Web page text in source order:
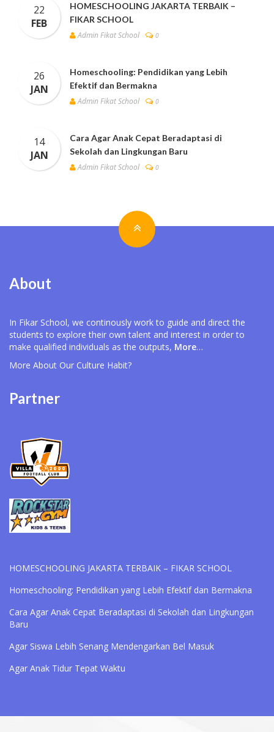
22
FEB
HOMESCHOOLING JAKARTA TERBAIK –
FIKAR SCHOOL
Admin Fikat School
0
26
JAN
Homeschooling: Pendidikan yang Lebih
Efektif dan Bermakna
Admin Fikat School
0
14
JAN
Cara Agar Anak Cepat Beradaptasi di
Sekolah dan Lingkungan Baru
Admin Fikat School
0
About
In Fikar School, we continously work to guide and direct the
students to explore their own talent and interest in order to
make qualified individuals as the outputs, More…
More About Our Culture Habit?
Partner
HOMESCHOOLING JAKARTA TERBAIK – FIKAR SCHOOL
Homeschooling: Pendidikan yang Lebih Efektif dan Bermakna
Cara Agar Anak Cepat Beradaptasi di Sekolah dan Lingkungan
Baru
Agar Siswa Lebih Senang Mendengarkan Bel Masuk
Agar Anak Tidur Tepat Waktu